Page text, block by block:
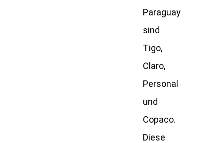
Paraguay
sind
Tigo,
Claro,
Personal
und
Copaco.
Diese